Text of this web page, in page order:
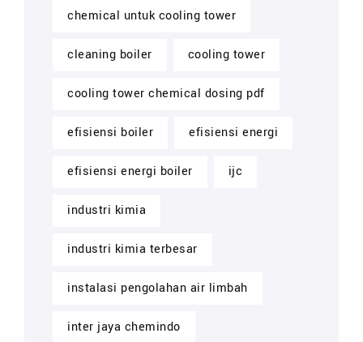
chemical untuk cooling tower
cleaning boiler cooling tower
cooling tower chemical dosing pdf
efisiensi boiler efisiensi energi
efisiensi energi boiler ijc
industri kimia
industri kimia terbesar
instalasi pengolahan air limbah
inter jaya chemindo